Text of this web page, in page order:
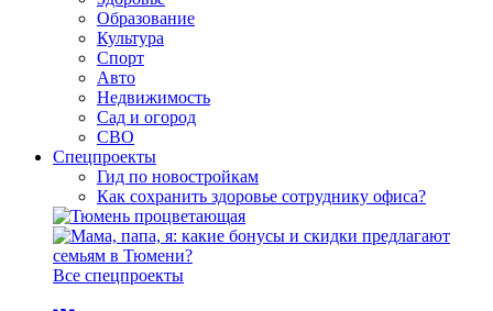
Образование
Культура
Спорт
Авто
Недвижимость
Сад и огород
СВО
Спецпроекты
Гид по новостройкам
Как сохранить здоровье сотруднику офиса?
Все спецпроекты